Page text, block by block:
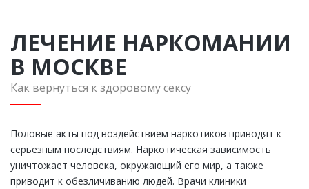
ЛЕЧЕНИЕ НАРКОМАНИИ
В МОСКВЕ
Как вернуться к здоровому сексу
Половые акты под воздействием наркотиков приводят к
серьезным последствиям. Наркотическая зависимость
уничтожает человека, окружающий его мир, а также
приводит к обезличиванию людей. Врачи клиники